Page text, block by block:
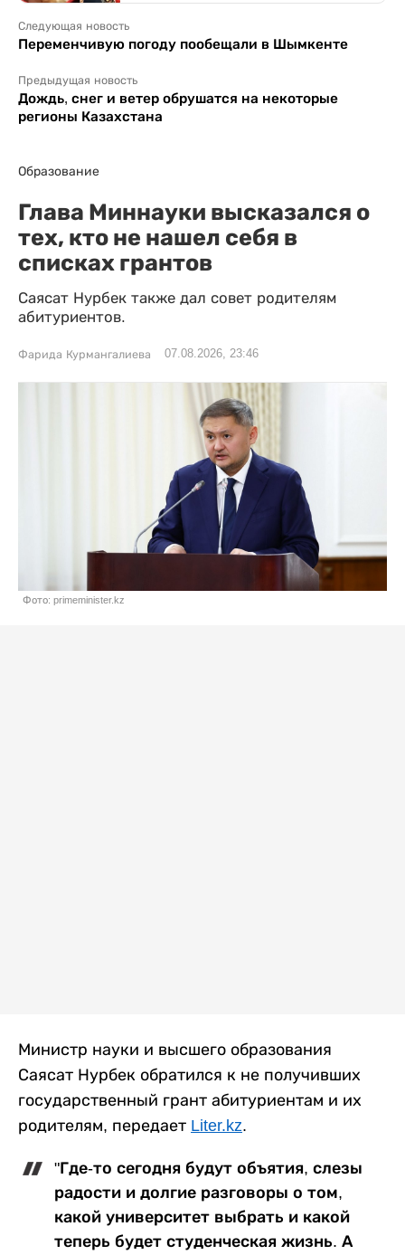
Следующая новость
Переменчивую погоду пообещали в Шымкенте
Предыдущая новость
Дождь, снег и ветер обрушатся на некоторые
регионы Казахстана
Образование
Глава Миннауки высказался о
тех, кто не нашел себя в
списках грантов
Саясат Нурбек также дал совет родителям
абитуриентов.
Фарида Курмангалиева 07.08.2026, 23:46
Фото: primeminister.kz
Министр науки и высшего образования
Саясат Нурбек обратился к не получивших
государственный грант абитуриентам и их
родителям, передает Liter.kz.
"Где-то сегодня будут объятия, слезы
радости и долгие разговоры о том,
какой университет выбрать и какой
теперь будет студенческая жизнь. А